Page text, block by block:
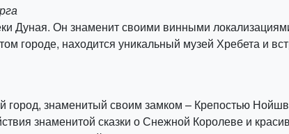
Дуная. Он знаменит своими винными
городе, находится уникальный музей Хребета и
знаменитый своим замком – Крепостью
знаменитой сказки о Снежной Королеве и